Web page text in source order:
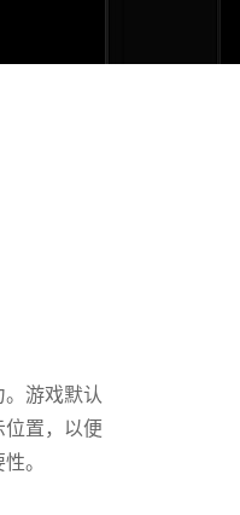
游戏默认
置，以便
。